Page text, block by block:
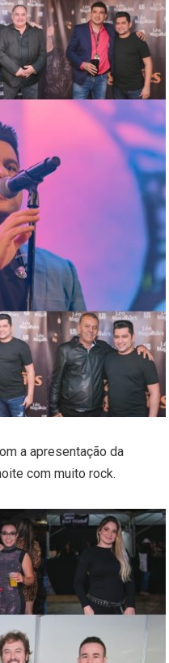
a apresentação da
com muito rock.